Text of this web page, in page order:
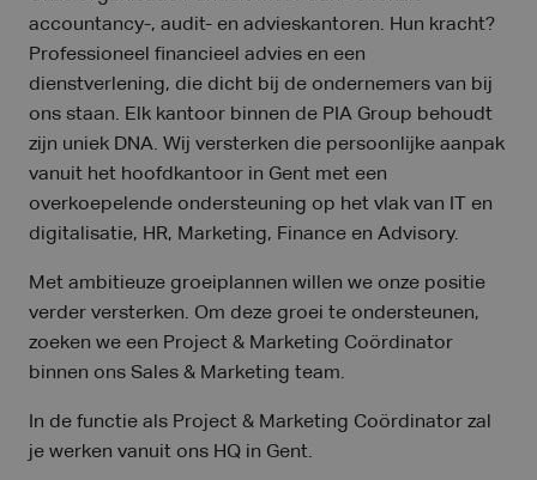
accountancy-, audit- en advieskantoren. Hun kracht?
Professioneel financieel advies en een
dienstverlening, die dicht bij de ondernemers van bij
ons staan. Elk kantoor binnen de PIA Group behoudt
zijn uniek DNA. Wij versterken die persoonlijke aanpak
vanuit het hoofdkantoor in Gent met een
overkoepelende ondersteuning op het vlak van IT en
digitalisatie, HR, Marketing, Finance en Advisory.
Met ambitieuze groeiplannen willen we onze positie
verder versterken. Om deze groei te ondersteunen,
zoeken we een Project & Marketing Coördinator
binnen ons Sales & Marketing team.
In de functie als Project & Marketing Coördinator zal
je werken vanuit ons HQ in Gent.